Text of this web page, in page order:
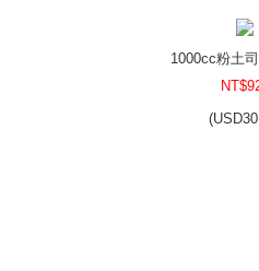
USD
1000cc粉土
(USD